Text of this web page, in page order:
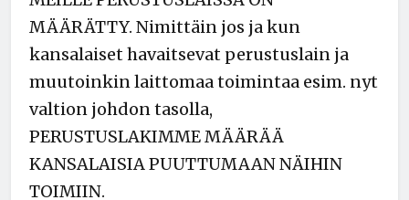
MÄÄRÄTTY. Nimittäin jos ja kun
kansalaiset havaitsevat perustuslain ja
muutoinkin laittomaa toimintaa esim. nyt
valtion johdon tasolla,
PERUSTUSLAKIMME MÄÄRÄÄ
KANSALAISIA PUUTTUMAAN NÄIHIN
TOIMIIN.